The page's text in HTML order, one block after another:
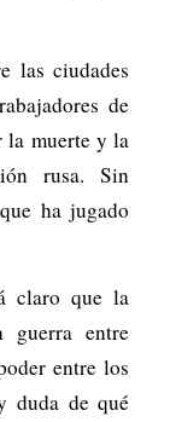
las ciudades
de
la muerte y la
rusa. Sin
ha jugado
claro que la
guerra entre
entre los
duda de qué